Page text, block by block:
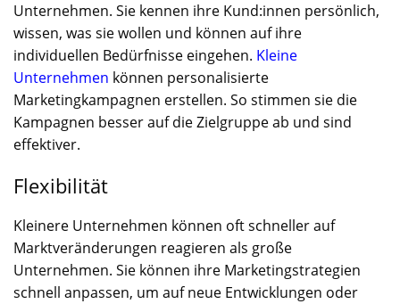
Unternehmen. Sie kennen ihre Kund:innen persönlich,
wissen, was sie wollen und können auf ihre
individuellen Bedürfnisse eingehen. Kleine
Unternehmen können personalisierte
Marketingkampagnen erstellen. So stimmen sie die
Kampagnen besser auf die Zielgruppe ab und sind
effektiver.
Flexibilität
Kleinere Unternehmen können oft schneller auf
Marktveränderungen reagieren als große
Unternehmen. Sie können ihre Marketingstrategien
schnell anpassen, um auf neue Entwicklungen oder